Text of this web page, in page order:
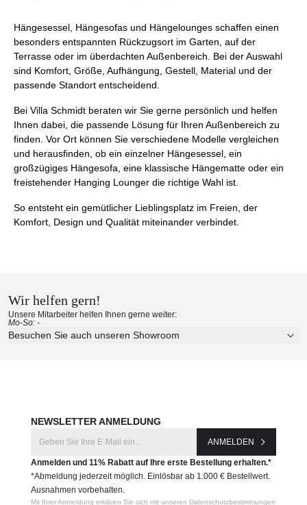
Hängesessel, Hängesofas und Hängelounges schaffen einen
besonders entspannten Rückzugsort im Garten, auf der
Terrasse oder im überdachten Außenbereich. Bei der Auswahl
sind Komfort, Größe, Aufhängung, Gestell, Material und der
passende Standort entscheidend.
Bei Villa Schmidt beraten wir Sie gerne persönlich und helfen
Ihnen dabei, die passende Lösung für Ihren Außenbereich zu
finden. Vor Ort können Sie verschiedene Modelle vergleichen
und herausfinden, ob ein einzelner Hängesessel, ein
großzügiges Hängesofa, eine klassische Hängematte oder ein
freistehender Hanging Lounger die richtige Wahl ist.
So entsteht ein gemütlicher Lieblingsplatz im Freien, der
Komfort, Design und Qualität miteinander verbindet.
Wir helfen gern!
Unsere Mitarbeiter helfen Ihnen gerne weiter:
Mo-So: -
Besuchen Sie auch unseren Showroom
NEWSLETTER ANMELDUNG
ANMELDEN
Anmelden und 11% Rabatt auf Ihre erste Bestellung erhalten.*
*Abmeldung jederzeit möglich. Einlösbar ab 1.000 € Bestellwert.
Ausnahmen vorbehalten.
Mit Ihrer Anmeldung erklären Sie sich mit unseren Datenschutzbestimmungen